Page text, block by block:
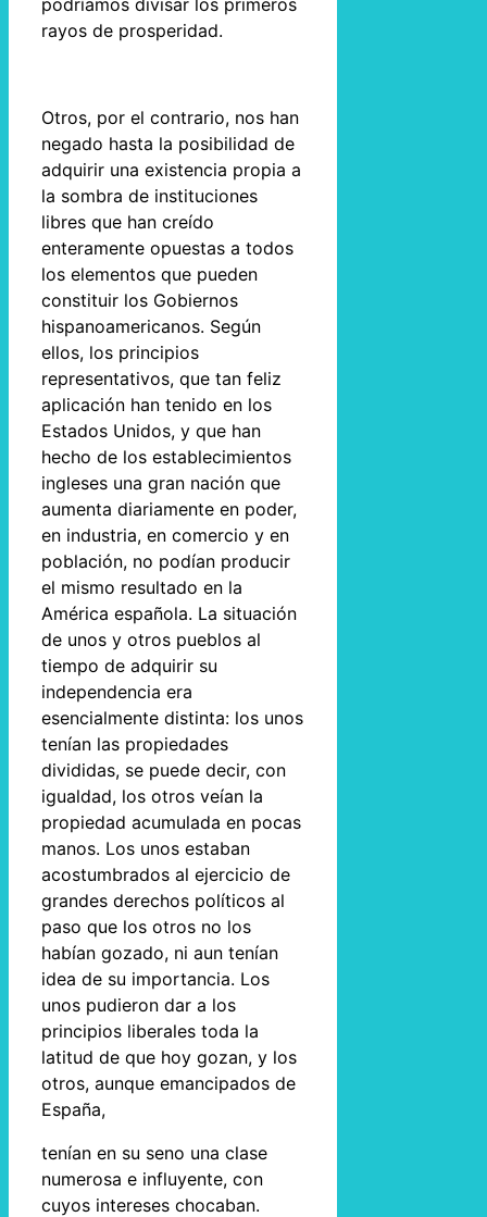
rayos de prosperidad.
Otros, por el contrario, nos han
negado hasta la posibilidad de
adquirir una existencia propia a
la sombra de instituciones
libres que han creído
enteramente opuestas a todos
los elementos que pueden
constituir los Gobiernos
hispanoamericanos. Según
ellos, los principios
representativos, que tan feliz
aplicación han tenido en los
Estados Unidos, y que han
hecho de los establecimientos
ingleses una gran nación que
aumenta diariamente en poder,
en industria, en comercio y en
población, no podían producir
el mismo resultado en la
América española. La situación
de unos y otros pueblos al
tiempo de adquirir su
independencia era
esencialmente distinta: los unos
tenían las propiedades
divididas, se puede decir, con
igualdad, los otros veían la
propiedad acumulada en pocas
manos. Los unos estaban
acostumbrados al ejercicio de
grandes derechos políticos al
paso que los otros no los
habían gozado, ni aun tenían
idea de su importancia. Los
unos pudieron dar a los
principios liberales toda la
latitud de que hoy gozan, y los
otros, aunque emancipados de
España,
tenían en su seno una clase
numerosa e influyente, con
cuyos intereses chocaban.